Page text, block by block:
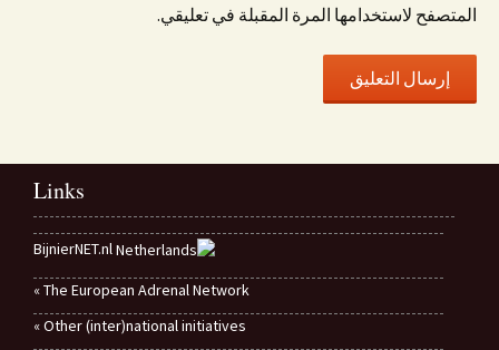
المتصفح لاستخدامها المرة المقبلة في تعليقي.
Links
BijnierNET.nl
The European Adrenal Network »
Other (inter)national initiatives »